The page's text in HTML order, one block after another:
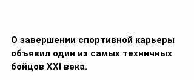
О завершении спортивной карьеры
объявил один из самых техничных
бойцов XXI века.